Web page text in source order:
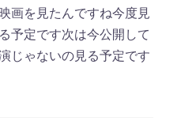
画を見たんですね今度見
予定です次は今公開して
じゃないの見る予定です